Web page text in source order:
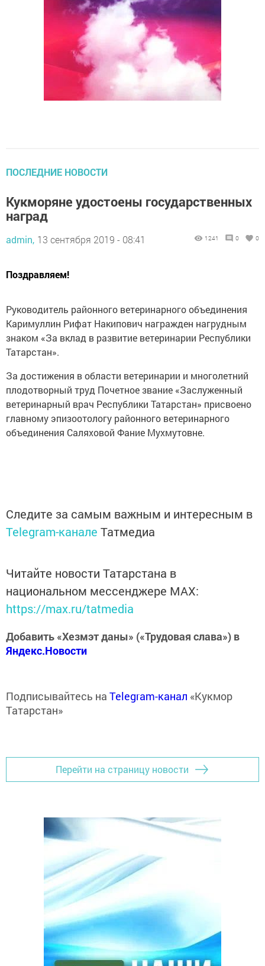
ПОСЛЕДНИЕ НОВОСТИ
Кукморяне удостоены государственных
наград
admin, 13 сентября 2019 - 08:41 1241 0 0
Поздравляем!
Руководитель районного ветеринарного объединения
Каримуллин Рифат Накипович награжден нагрудным
знаком «За вклад в развитие ветеринарии Республики
Татарстан».
За достижения в области ветеринарии и многолетний
плодотворный труд Почетное звание «Заслуженный
ветеринарный врач Республики Татарстан» присвоено
главному эпизоотологу районного ветеринарного
объединения Саляховой Фание Мухмутовне.
Следите за самым важным и интересным в
Telegram-канале Татмедиа
Читайте новости Татарстана в
национальном мессенджере MАХ:
https://max.ru/tatmedia
Добавить «Хезмэт даны» («Трудовая слава») в
Яндекс.Новости
Подписывайтесь на Telegram-канал «Кукмор
Татарстан»
Перейти на страницу новости